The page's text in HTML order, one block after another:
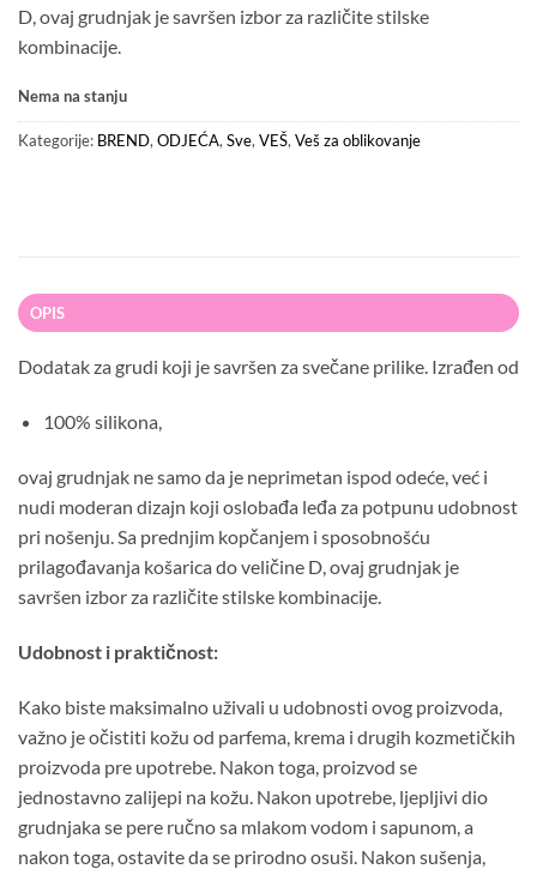
D, ovaj grudnjak je savršen izbor za različite stilske
kombinacije.
Nema na stanju
Kategorije: BREND, ODJEĆA, Sve, VEŠ, Veš za oblikovanje
OPIS
Dodatak za grudi koji je savršen za svečane prilike. Izrađen od
100% silikona,
ovaj grudnjak ne samo da je neprimetan ispod odeće, već i
nudi moderan dizajn koji oslobađa leđa za potpunu udobnost
pri nošenju. Sa prednjim kopčanjem i sposobnošću
prilagođavanja košarica do veličine D, ovaj grudnjak je
savršen izbor za različite stilske kombinacije.
Udobnost i praktičnost:
Kako biste maksimalno uživali u udobnosti ovog proizvoda,
važno je očistiti kožu od parfema, krema i drugih kozmetičkih
proizvoda pre upotrebe. Nakon toga, proizvod se
jednostavno zalijepi na kožu. Nakon upotrebe, ljepljivi dio
grudnjaka se pere ručno sa mlakom vodom i sapunom, a
nakon toga, ostavite da se prirodno osuši. Nakon sušenja,